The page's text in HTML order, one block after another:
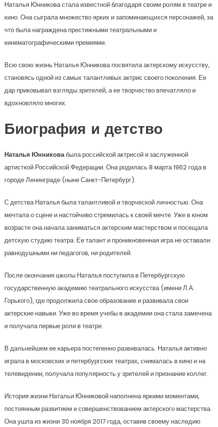
Наталья Юнникова стала известной благодаря своим ролям в театре и
кино. Она сыграла множество ярких и запоминающихся персонажей, за
что была награждена престижными театральными и
кинематографическими премиями.
Всю свою жизнь Наталья Юнникова посвятила актерскому искусству,
становясь одной из самых талантливых актрис своего поколения. Ее
дар приковывал взгляды зрителей, а ее творчество впечатляло и
вдохновляло многих.
Биография и детство
Наталья Юнниковабыла российской актрисой и заслуженной
артисткой Российской Федерации. Она родилась 8 марта 1962 года в
городе Ленинграде (ныне Санкт-Петербург).
С детства Наталья была талантливой и творческой личностью. Она
мечтала о сцене и настойчиво стремилась к своей мечте. Уже в юном
возрасте она начала заниматься актерским мастерством и посещала
детскую студию театра. Ее талант и проникновенная игра не оставали
равнодушными ни педагогов, ни родителей.
После окончания школы Наталья поступила в Петербургскую
государственную академию театрального искусства (имени Л.А.
Горького), где продолжила свое образование и развивала свои
актерские навыки. Уже во время учебы в академии она стала замечена
и получала первые роли в театре.
В дальнейшем ее карьера постепенно развивалась. Наталья активно
играла в московских и петербургских театрах, снималась в кино и на
телевидении, получала популярность у зрителей и признание коллег.
История жизни Натальи Юнниковой наполнена яркими моментами,
постоянным развитием и совершенствованием актерского мастерства.
Она ушла из жизни 30 ноября 2017 года, оставив своему наследию